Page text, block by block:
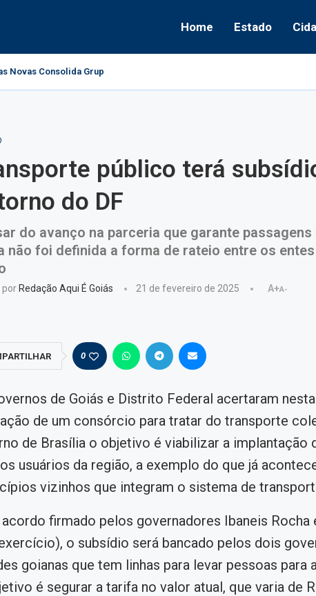
Home Estado
Novas Consolida Grupo Político e Aponta Caminhos...
público terá
do DF
do avanço na parceria que garante
não foi definida a forma de rateio entre os
por Redação Aqui É Goiás 21 de fevereiro de 2025 A+A-
0
de Goiás e Distrito Federal acertaram
de um consórcio para tratar do transporte
de Brasília o objetivo é viabilizar a implantação
usuários da região, a exemplo do que já
vizinhos que integram o sistema de
firmado pelos governadores Ibaneis Rocha
o subsídio será bancado pelos dois
goianas que tem linhas para levar pessoas para
é segurar a tarifa no valor atual, que varia de